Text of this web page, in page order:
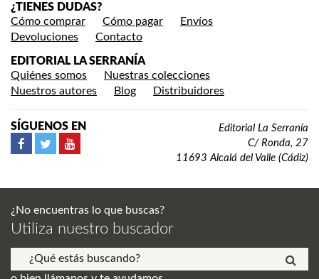
¿TIENES DUDAS?
Cómo comprar
Cómo pagar
Envíos
Devoluciones
Contacto
EDITORIAL LA SERRANÍA
Quiénes somos
Nuestras colecciones
Nuestros autores
Blog Distribuidores
SÍGUENOS EN
Editorial La Serranía
C/ Ronda, 27
11693 Alcalá del Valle (Cádiz)
¿No encuentras lo que buscas?
Utiliza nuestro buscador